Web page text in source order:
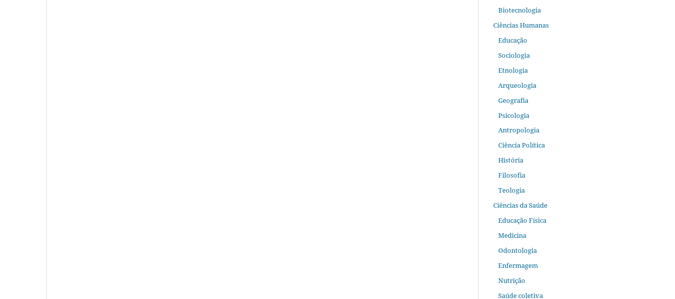
Biotecnologia
Ciências Humanas
Educação
Sociologia
Etnologia
Arqueologia
Geografia
Psicologia
Antropologia
Ciência Política
História
Filosofia
Teologia
Ciências da Saúde
Educação Física
Medicina
Odontologia
Enfermagem
Nutrição
Saúde coletiva